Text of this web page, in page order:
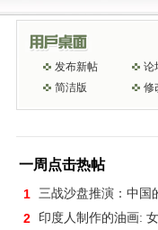
发布新帖 论
简洁版
修
一周点击热帖
1 三战沙盘推演：中国
2 印度人制作的油画: